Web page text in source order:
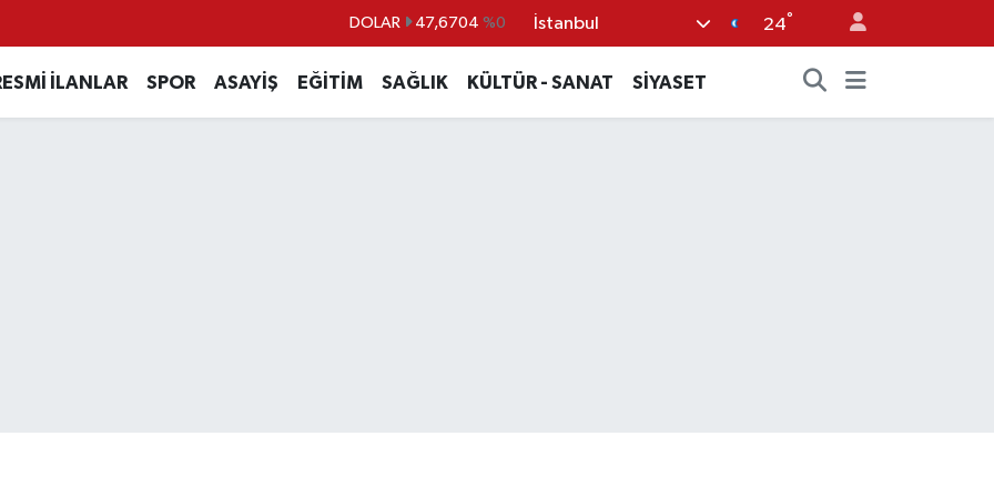
DOLAR 47,6704 %0 İstanbul 24°
İLANLAR SPOR ASAYİŞ EĞİTİM SAĞLIK KÜLTÜR - SANAT SİYASET